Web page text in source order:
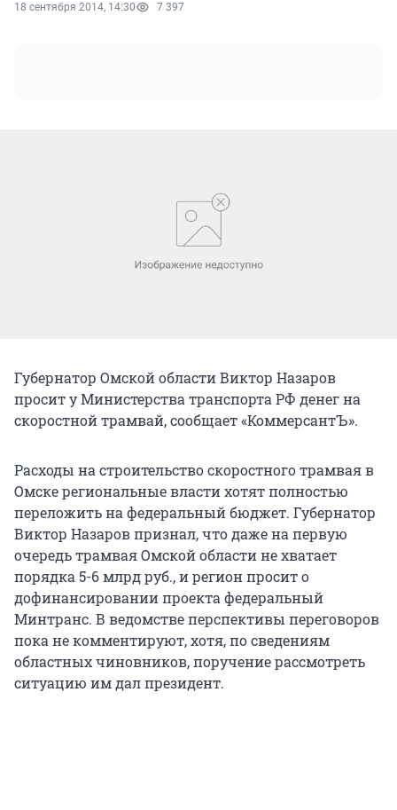
18 сентября 2014, 14:30 7 397
Губернатор Омской области Виктор Назаров
просит у Министерства транспорта РФ денег на
скоростной трамвай, сообщает «КоммерсантЪ».
Расходы на строительство скоростного трамвая в
Омске региональные власти хотят полностью
переложить на федеральный бюджет. Губернатор
Виктор Назаров признал, что даже на первую
очередь трамвая Омской области не хватает
порядка 5-6 млрд руб., и регион просит о
дофинансировании проекта федеральный
Минтранс. В ведомстве перспективы переговоров
пока не комментируют, хотя, по сведениям
областных чиновников, поручение рассмотреть
ситуацию им дал президент.